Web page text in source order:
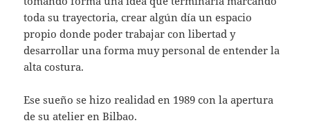
toda su trayectoria, crear algún día un espacio
propio donde poder trabajar con libertad y
desarrollar una forma muy personal de entender la
alta costura.
Ese sueño se hizo realidad en 1989 con la apertura
de su atelier en Bilbao.